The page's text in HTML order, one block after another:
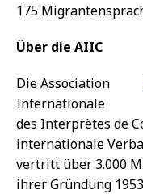
175
Über die AIIC
Die Association
Internationale
des Interprètes de
internationale
vertritt über 3.000
ihrer Gründung